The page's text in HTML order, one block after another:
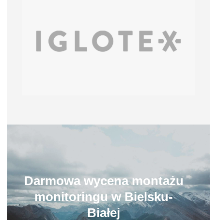
Darmowa wycena montażu
monitoringu w Bielsku-
Białej